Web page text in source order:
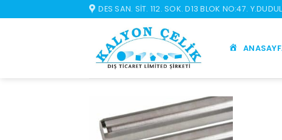
atla
DES SAN. SIT. 112. SOK. D13 BLOK NO:47.